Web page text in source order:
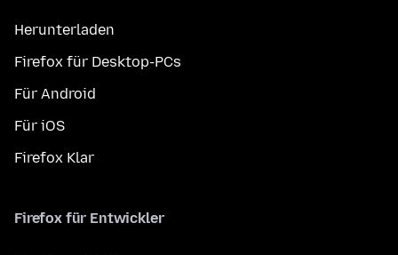
Herunterladen
Firefox für Desktop-PCs
Für Android
Für iOS
Firefox Klar
Firefox für Entwickler